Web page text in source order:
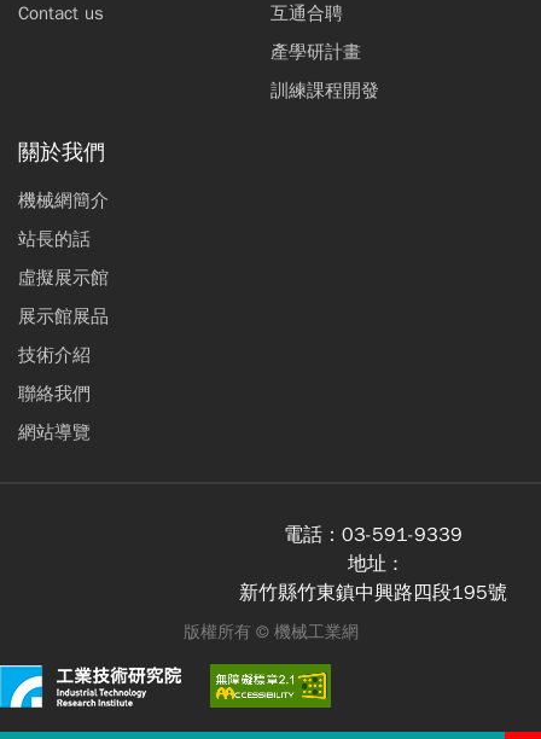
Contact us
互通合聘
產學研計畫
訓練課程開發
關於我們
機械網簡介
站長的話
虛擬展示館
展示館展品
技術介紹
聯絡我們
網站導覽
電話： 03-591-9339
地址 :
新竹縣竹東鎮中興路四段195號
版權所有 © 機械工業網